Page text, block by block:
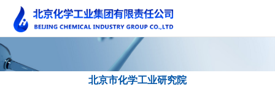
北京市化学工业研究院